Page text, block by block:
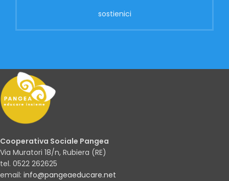
sostienici
Cooperativa Sociale Pangea
Via Muratori 18/n, Rubiera (RE)
tel. 0522 262625
email: info@pangeaeducare.net